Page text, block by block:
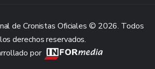
de Cronistas Oficiales © 2026. Todos
los derechos reservados.
por